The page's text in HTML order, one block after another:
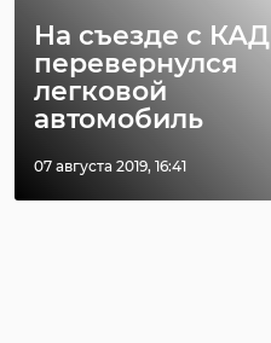
На съезде с КАД
перевернулся
легковой
автомобиль
07 августа 2019, 16:41